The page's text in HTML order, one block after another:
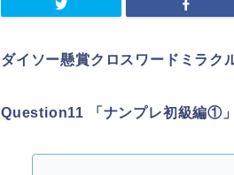
ダイソー懸賞クロスワードミラク
Question11 「ナンプレ初級編①